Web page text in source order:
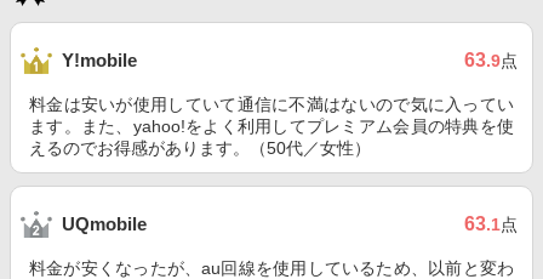
Y!mobile 63.9点
料金は安いが使用していて通信に不満はないので気に入ってい
ます。また、yahoo!をよく利用してプレミアム会員の特典を使
えるのでお得感があります。（50代／女性）
UQmobile 63.1点
料金が安くなったが、au回線を使用しているため、以前と変わ